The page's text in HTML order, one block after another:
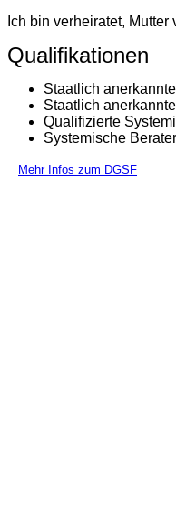
Ich bin verheiratet,
Qualifikationen
Staatlich
Staatlich
Qualifizierte
Systemische
Mehr Infos zum DGSF